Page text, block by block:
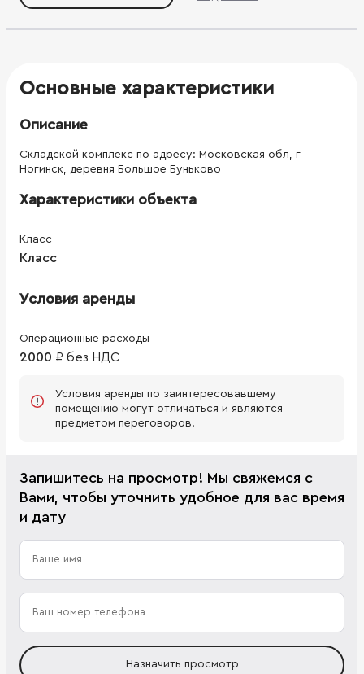
м² Площадь озеленения – 3784,9м ПРЕИМУЩЕСТВА
450 мест, аренда ЭЛЕКТРИЧЕСТВО: Собственные ТП,
возможность подключения по пониженному тарифу, 2
компания, столовая, гостевой паркинг ТЕХСЛУЖБА:
Основные характеристики
Описание
Складской комплекс по адресу: Московская обл, г
Ногинск, деревня Большое Буньково
Характеристики объекта
Класс
Класс
Условия аренды
Операционные расходы
2000 ₽ без НДС
Условия аренды по заинтересовавшему
помещению могут отличаться и являются
предметом переговоров.
Запишитесь на просмотр! Мы свяжемся с
Вами, чтобы уточнить удобное для вас время
и дату
Назначить просмотр